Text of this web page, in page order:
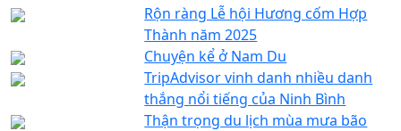
Rộn ràng Lễ hội Hương cốm Hợp
Thành năm 2025
Chuyện kể ở Nam Du
TripAdvisor vinh danh nhiều danh
thắng nổi tiếng của Ninh Bình
Thận trọng du lịch mùa mưa bão